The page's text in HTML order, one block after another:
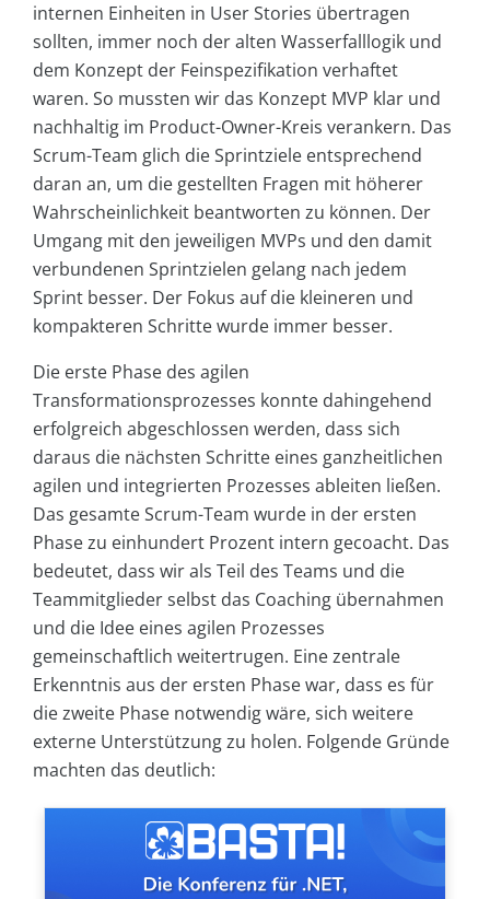
internen Einheiten in User Stories übertragen
sollten, immer noch der alten Wasserfalllogik und
dem Konzept der Feinspezifikation verhaftet
waren. So mussten wir das Konzept MVP klar und
nachhaltig im Product-Owner-Kreis verankern. Das
Scrum-Team glich die Sprintziele entsprechend
daran an, um die gestellten Fragen mit höherer
Wahrscheinlichkeit beantworten zu können. Der
Umgang mit den jeweiligen MVPs und den damit
verbundenen Sprintzielen gelang nach jedem
Sprint besser. Der Fokus auf die kleineren und
kompakteren Schritte wurde immer besser.
Die erste Phase des agilen
Transformationsprozesses konnte dahingehend
erfolgreich abgeschlossen werden, dass sich
daraus die nächsten Schritte eines ganzheitlichen
agilen und integrierten Prozesses ableiten ließen.
Das gesamte Scrum-Team wurde in der ersten
Phase zu einhundert Prozent intern gecoacht. Das
bedeutet, dass wir als Teil des Teams und die
Teammitglieder selbst das Coaching übernahmen
und die Idee eines agilen Prozesses
gemeinschaftlich weitertrugen. Eine zentrale
Erkenntnis aus der ersten Phase war, dass es für
die zweite Phase notwendig wäre, sich weitere
externe Unterstützung zu holen. Folgende Gründe
machten das deutlich: